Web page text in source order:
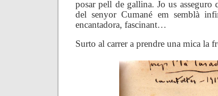
posar pell de gallina. Jo us asseguro
del senyor Cumané em semblà
encantadora, fascinant…
Surto al carrer a prendre una mica la